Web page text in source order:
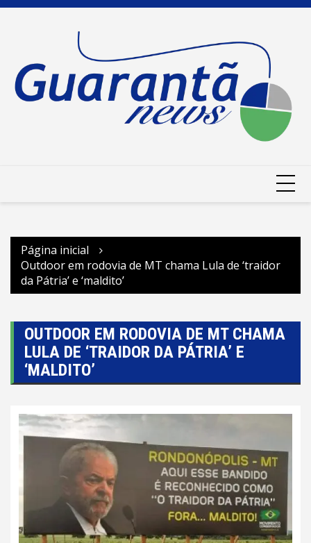
Ir
Página inicial
Outdoor em rodovia de MT chama Lula de ‘traidor
da Pátria’ e ‘maldito’
OUTDOOR EM RODOVIA DE MT CHAMA
LULA DE ‘TRAIDOR DA PÁTRIA’ E
‘MALDITO’